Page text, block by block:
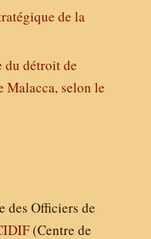
de la
du détroit de
Malacca, selon le
des Officiers de
(Centre de